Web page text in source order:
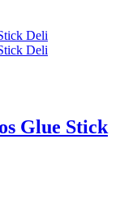
Glue Stick